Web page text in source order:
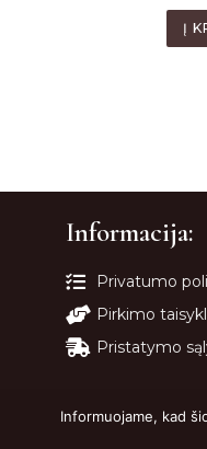
Į
Informacija:
Privatumo
Pirkimo
Pristatymo
Informuojame, kad